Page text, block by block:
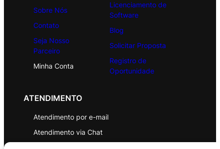
Sobre Nós
Contato
Seja Nosso
Parceiro
Minha Conta
Licenciamento de
Software
Blog
Solicitar Proposta
Registro de
Oportunidade
ATENDIMENTO
Atendimento por e-mail
Atendimento via Chat